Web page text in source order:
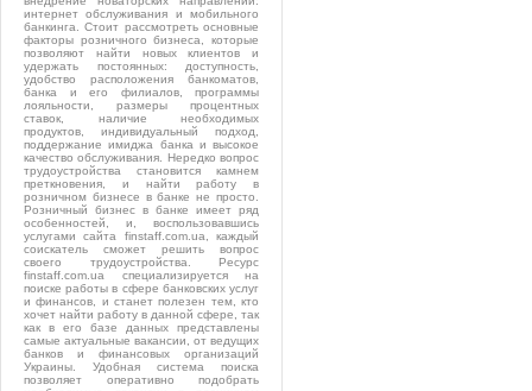
интернет обслуживания и мобильного
банкинга. Стоит рассмотреть основные
факторы розничного бизнеса, которые
позволяют найти новых клиентов и
удержать постоянных: доступность,
удобство расположения банкоматов,
банка и его филиалов, программы
лояльности, размеры процентных
ставок, наличие необходимых
продуктов, индивидуальный подход,
поддержание имиджа банка и высокое
качество обслуживания. Нередко вопрос
трудоустройства становится камнем
преткновения, и найти работу в
розничном бизнесе в банке не просто.
Розничный бизнес в банке имеет ряд
особенностей, и, воспользовавшись
услугами сайта finstaff.com.ua, каждый
соискатель сможет решить вопрос
своего трудоустройства. Ресурс
finstaff.com.ua специализируется на
поиске работы в сфере банковских услуг
и финансов, и станет полезен тем, кто
хочет найти работу в данной сфере, так
как в его базе данных представлены
самые актуальные вакансии, от ведущих
банков и финансовых организаций
Украины. Удобная система поиска
позволяет оперативно подобрать